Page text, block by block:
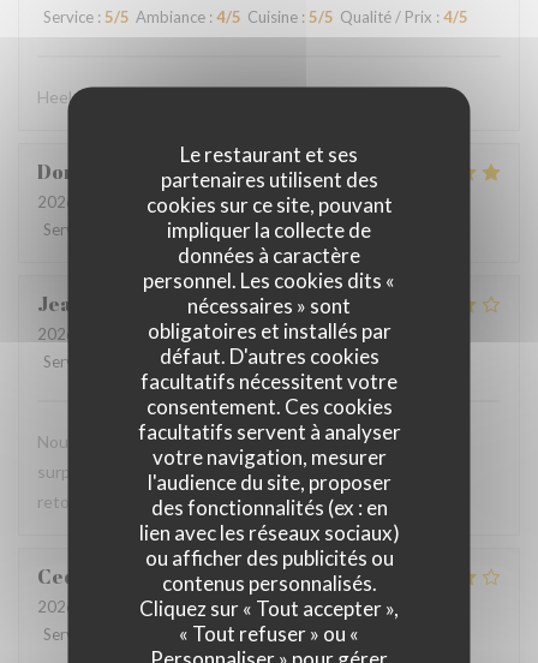
Le restaurant et ses
partenaires utilisent des
cookies sur ce site, pouvant
impliquer la collecte de
données à caractère
personnel. Les cookies dits «
nécessaires » sont
obligatoires et installés par
défaut. D'autres cookies
facultatifs nécessitent votre
consentement. Ces cookies
facultatifs servent à analyser
votre navigation, mesurer
l'audience du site, proposer
des fonctionnalités (ex : en
lien avec les réseaux sociaux)
ou afficher des publicités ou
contenus personnalisés.
Cliquez sur « Tout accepter »,
« Tout refuser » ou «
Personnaliser » pour gérer
Service : 5/5 Ambiance : 4/5 Cuisine : 5/5 Qualité / Prix : 4/5
Heel verzorgde ontvangst - lekker eten
Dorothée
2026-08-01
- 19:00 - Couverts 3
Service
Ambiance :5/5 Cuisine 5/5 Qualité / Prix
Jean-Marie
2026-07-29
- 19:45 - Couverts 2
Service
Ambiance: 4 /5 Cuisine: 4/5 Qualité / Prix
Nous avons pris le menu proposé et ce fut une agréable
surprise, le filet de viande BBB super délicieux Nous y
retournerons
Cedric
2026-07-22
- 18:30 - Couverts 2
Service
Ambiance: 4/5 Cuisine: 4 /5 Qualité / Prix